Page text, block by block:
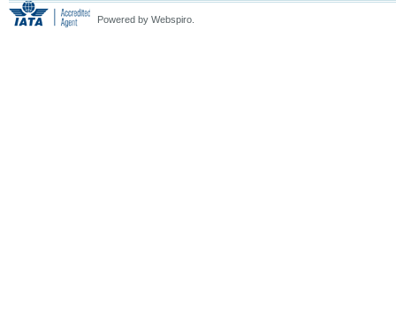
Powered by Webspiro.